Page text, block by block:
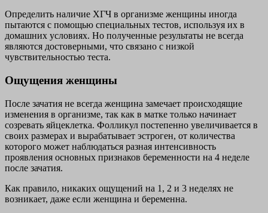
Определить наличие ХГЧ в организме женщины иногда
пытаются с помощью специальных тестов, используя их в
домашних условиях. Но полученные результаты не всегда
являются достоверными, что связано с низкой
чувствительностью теста.
Ощущения женщины
После зачатия не всегда женщина замечает происходящие
изменения в организме, так как в матке только начинает
созревать яйцеклетка. Фолликул постепенно увеличивается в
своих размерах и вырабатывает эстроген, от количества
которого может наблюдаться разная интенсивность
проявления основных признаков беременности на 4 неделе
после зачатия.
Как правило, никаких ощущений на 1, 2 и 3 неделях не
возникает, даже если женщина и беременна.